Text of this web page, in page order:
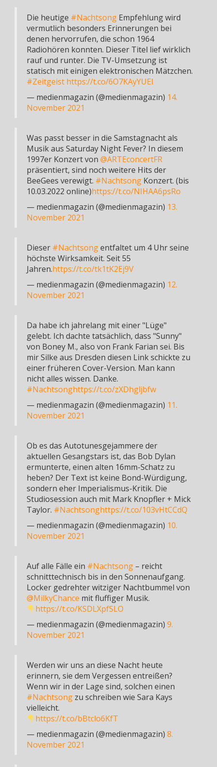
Die heutige #Nachtsong Empfehlung wird
vermutlich besonders Erinnerungen bei
denen hervorrufen, die schon 1964
Radiohören konnten. Dieser Titel lief wirklich
rauf und runter. Die TV-Umsetzung ist
statisch mit einigen elektronischen Mätzchen.
#Zeitgeist https://t.co/6O7KAyYUEI
— medienmagazin (@medienmagazin) 14.
November 2021
Was passt besser in die Samstagnacht als
Musik aus Saturday Night Fever? In diesem
1997er Konzert von @ARTEconcertFR
präsentiert, sind noch weitere Hits der
BeeGees verewigt. #Nachtsong Konzert. (bis
10.03.2022 online)https://t.co/NIHAA6psRo
— medienmagazin (@medienmagazin) 13.
November 2021
Dieser #Nachtsongentfaltet um 4 Uhr seine
höchste Wirksamkeit. Seit 55
Jahren.https://t.co/tk1tK2Ej9V
— medienmagazin (@medienmagazin) 12.
November 2021
Da habe ich jahrelang mit einer "Lüge"
gelebt. Ich dachte tatsächlich, dass "Sunny"
von Boney M., also von Frank Farian sei. Bis
mir Silke aus Dresden diesen Link schickte zu
einer früheren Cover-Version. Man kann
nicht alles wissen. Danke.
#Nachtsonghttps://t.co/zXDhgljbfw
— medienmagazin (@medienmagazin) 11.
November 2021
Ob es das Autotunesgejammere der
aktuellen Gesangstars ist, das Bob Dylan
ermunterte, einen alten 16mm-Schatz zu
heben? Der Text ist keine Bond-Würdigung,
sondern eher Imperialismus-Kritik. Die
Studiosession auch mit Mark Knopfler + Mick
Taylor. #Nachtsonghttps://t.co/103vHtCCdQ
— medienmagazin (@medienmagazin) 10.
November 2021
Auf alle Fälle ein #Nachtsong – reicht
schnitttechnisch bis in den Sonnenaufgang.
Locker gedrehter witziger Nachtbummel von
@MilkyChance mit fluffiger Musik.
https://t.co/KSDLXpfSLO
— medienmagazin (@medienmagazin) 9.
November 2021
Werden wir uns an diese Nacht heute
erinnern, sie dem Vergessen entreißen?
Wenn wir in der Lage sind, solchen einen
#Nachtsong zu schreiben wie Sara Kays
vielleicht.
https://t.co/bBtclo6KfT
— medienmagazin (@medienmagazin) 8.
November 2021